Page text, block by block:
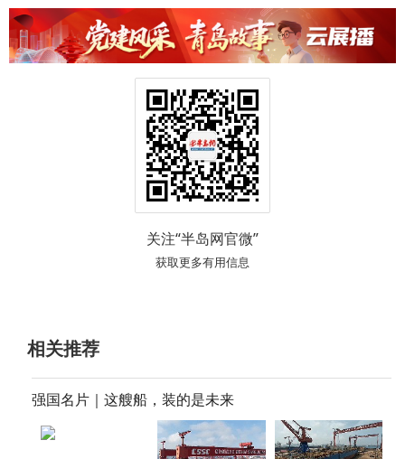
关注“半岛网官微”
获取更多有用信息
相关推荐
强国名片｜这艘船，装的是未来